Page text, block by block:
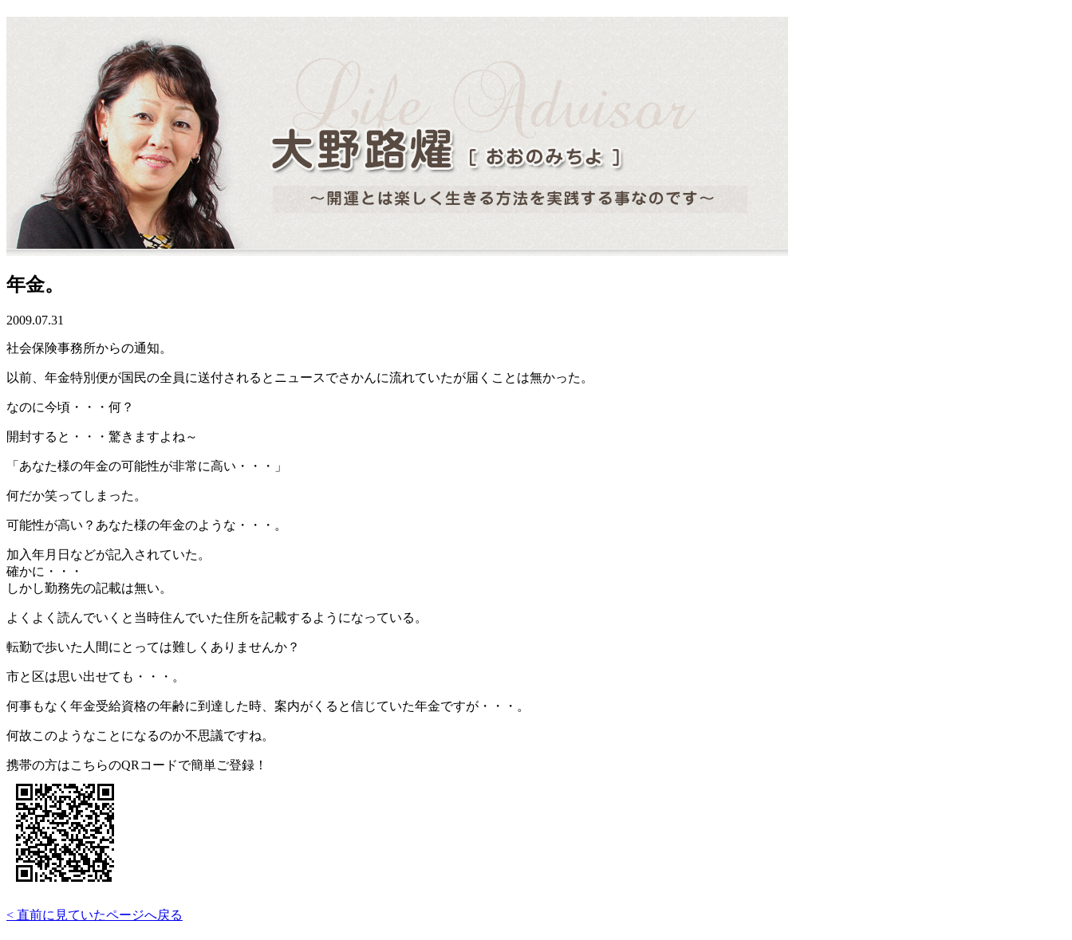
年金。
2009.07.31
社会保険事務所からの通知。
以前、年金特別便が国民の全員に送付されるとニュースでさかんに流れていたが届くことは無かった。
なのに今頃・・・何？
開封すると・・・驚きますよね～
「あなた様の年金の可能性が非常に高い・・・」
何だか笑ってしまった。
可能性が高い？あなた様の年金のような・・・。
加入年月日などが記入されていた。
確かに・・・
しかし勤務先の記載は無い。
よくよく読んでいくと当時住んでいた住所を記載するようになっている。
転勤で歩いた人間にとっては難しくありませんか？
市と区は思い出せても・・・。
何事もなく年金受給資格の年齢に到達した時、案内がくると信じていた年金ですが・・・。
何故このようなことになるのか不思議ですね。
携帯の方はこちらのQRコードで簡単ご登録！
< 直前に見ていたページへ戻る